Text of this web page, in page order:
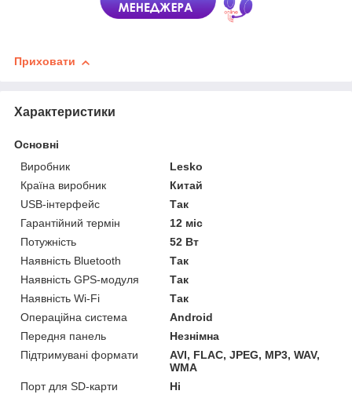
Приховати
Характеристики
Основні
Виробник
Lesko
Країна виробник
Китай
USB-інтерфейс
Так
Гарантійний термін
12 міс
Потужність
52 Вт
Наявність Bluetooth
Так
Наявність GPS-модуля
Так
Наявність Wi-Fi
Так
Операційна система
Android
Передня панель
Незнімна
Підтримувані формати
AVI, FLAC, JPEG, MP3, WAV,
WMA
Порт для SD-карти
Ні